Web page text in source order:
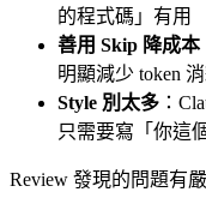
的程式碼」有用
善用 Skip 降成本
明顯減少 token
Style 別太多 ：
只需要寫「你這
Review 發現的問題有